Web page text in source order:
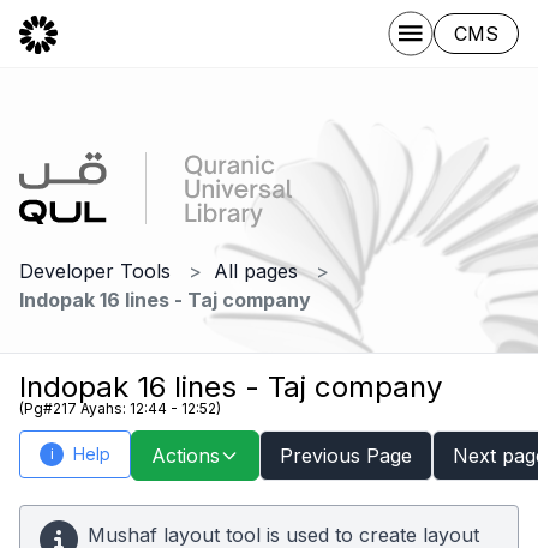
CMS
Developer Tools
All pages
Indopak 16 lines - Taj company
Indopak 16 lines - Taj company
(Pg#217 Ayahs: 12:44 - 12:52)
i Help Actions Previous Page Next
Mushaf layout tool is used to create layout